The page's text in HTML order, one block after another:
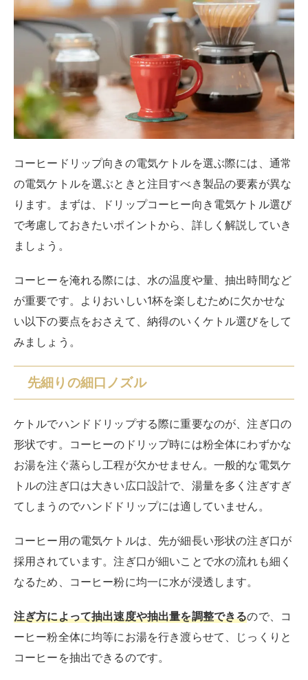
コーヒードリップ向きの電気ケトルを選ぶ際には、通常
の電気ケトルを選ぶときと注目すべき製品の要素が異な
ります。まずは、ドリップコーヒー向き電気ケトル選び
で考慮しておきたいポイントから、詳しく解説していき
ましょう。
コーヒーを淹れる際には、水の温度や量、抽出時間など
が重要です。よりおいしい1杯を楽しむために欠かせな
い以下の要点をおさえて、納得のいくケトル選びをして
みましょう。
先細りの細口ノズル
ケトルでハンドドリップする際に重要なのが、注ぎ口の
形状です。コーヒーのドリップ時には粉全体にわずかな
お湯を注ぐ蒸らし工程が欠かせません。一般的な電気ケ
トルの注ぎ口は大きい広口設計で、湯量を多く注ぎすぎ
てしまうのでハンドドリップには適していません。
コーヒー用の電気ケトルは、先が細長い形状の注ぎ口が
採用されています。注ぎ口が細いことで水の流れも細く
なるため、コーヒー粉に均一に水が浸透します。
注ぎ方によって抽出速度や抽出量を調整できるので、コ
ーヒー粉全体に均等にお湯を行き渡らせて、じっくりと
コーヒーを抽出できるのです。